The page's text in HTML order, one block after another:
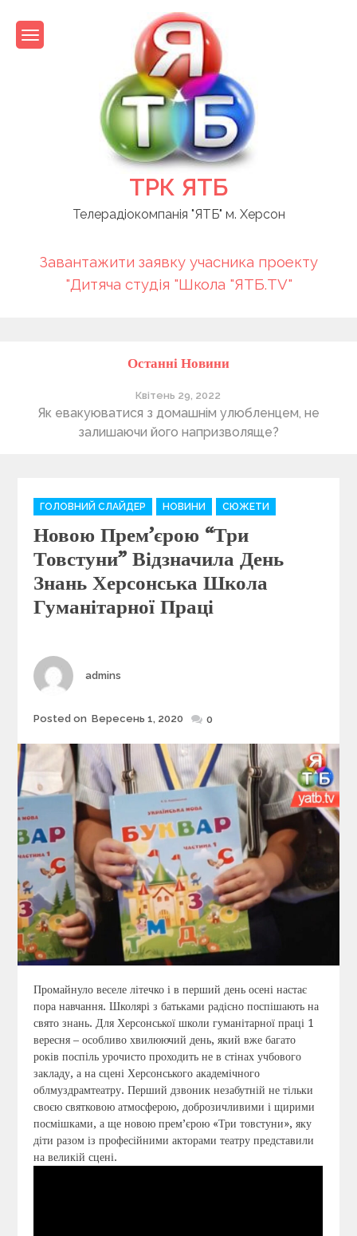
content
ТРК ЯТБ
Телерадіокомпанія "ЯТБ" м. Херсон
Завантажити заявку учасника проекту
"Дитяча студія "Школа "ЯТБ.TV"
Останні Новини
Квітень 29, 2022
Як евакуюватися з домашнім улюбленцем, не
залишаючи його напризволяще?
C
a
e
g
o
r
ГОЛОВНИЙ СЛАЙДЕР НОВИНИ СЮЖЕТИ
Новою Прем’єрою “Три
Товстуни” Відзначила День
Знань Херсонська Школа
Гуманітарної Праці
Author
admins
Posted
Posted on Вересень 1, 2020 0
Промайнуло веселе літечко і в перший день осені настає
пора навчання. Школярі з батьками радісно поспішають на
свято знань. Для Херсонської школи гуманітарної праці 1
вересня – особливо хвилюючий день, який вже багато
років поспіль урочисто проходить не в стінах учбового
закладу, а на сцені Херсонського академічного
облмуздрамтеатру. Перший дзвоник незабутній не тільки
своєю святковою атмосферою, доброзичливими і щирими
посмішками, а ще новою прем’єрою «Три товстуни», яку
діти разом із професійними акторами театру представили
на великій сцені.